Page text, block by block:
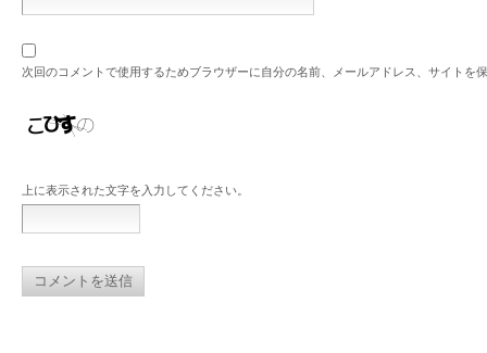
次回のコメントで使用するためブラウザーに自分の名前、メールアドレス、サイトを
上に表示された文字を入力してください。